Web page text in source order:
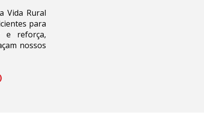
Vida Rural
para
e reforça,
nossos